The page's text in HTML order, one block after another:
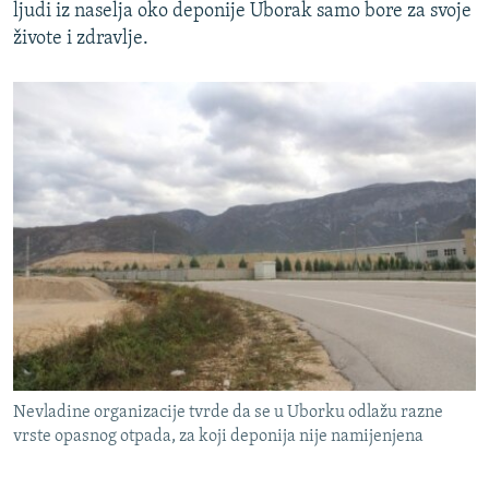
ljudi iz naselja oko deponije Uborak samo bore za svoje
živote i zdravlje.
Nevladine organizacije tvrde da se u Uborku odlažu razne
vrste opasnog otpada, za koji deponija nije namijenjena